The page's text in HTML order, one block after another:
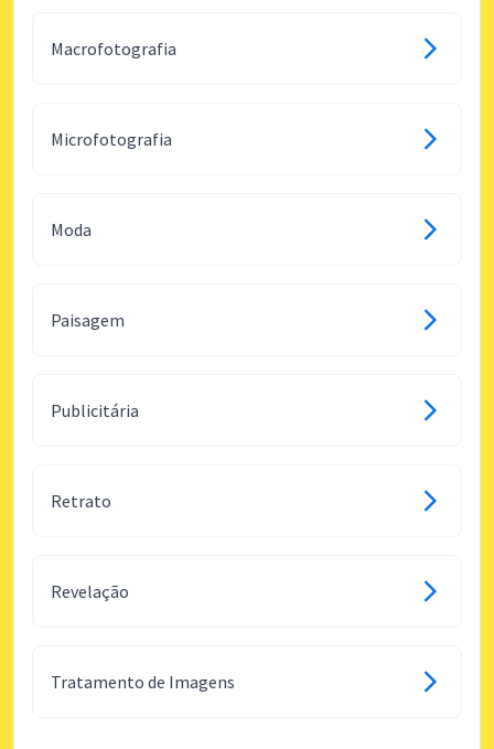
Macrofotografia
Microfotografia
Moda
Paisagem
Publicitária
Retrato
Revelação
Tratamento de Imagens